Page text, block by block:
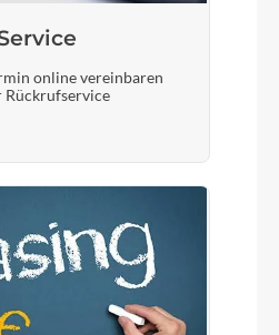
online vereinbaren
Rückrufservice